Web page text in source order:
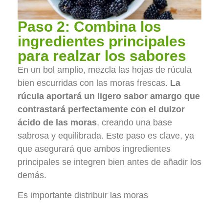
Paso 2: Combina los
ingredientes principales
para realzar los sabores
En un bol amplio, mezcla las hojas de rúcula
bien escurridas con las moras frescas. La
rúcula aportará un ligero sabor amargo que
contrastará perfectamente con el dulzor
ácido de las moras, creando una base
sabrosa y equilibrada. Este paso es clave, ya
que asegurará que ambos ingredientes
principales se integren bien antes de añadir los
demás.
Es importante distribuir las moras